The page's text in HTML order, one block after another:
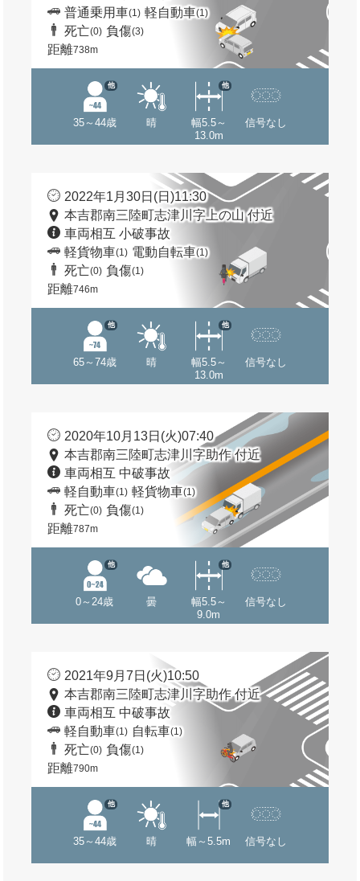
普通乗用車(1) 軽自動車(1)
死亡(0) 負傷(3)
距離738m
35～44歳
他
晴
幅5.5～
13.0m
他
信号なし
2022年1月30日(日)11:30
本吉郡南三陸町志津川字上の山 付近
車両相互 小破事故
軽貨物車(1) 電動自転車(1)
死亡(0) 負傷(1)
距離746m
65～74歳
他
晴
幅5.5～
13.0m
他
信号なし
2020年10月13日(火)07:40
本吉郡南三陸町志津川字助作 付近
車両相互 中破事故
軽自動車(1) 軽貨物車(1)
死亡(0) 負傷(1)
距離787m
0～24歳
他
曇
幅5.5～
9.0m
他
信号なし
2021年9月7日(火)10:50
本吉郡南三陸町志津川字助作 付近
車両相互 中破事故
軽自動車(1) 自転車(1)
死亡(0) 負傷(1)
距離790m
35～44歳
他
晴 幅～5.5m
他
信号なし